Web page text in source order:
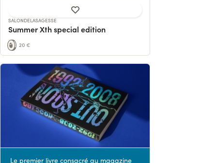
SALONDELASAGESSE
Summer Xth special edition
20 €
Le premier livre consacré au magazine